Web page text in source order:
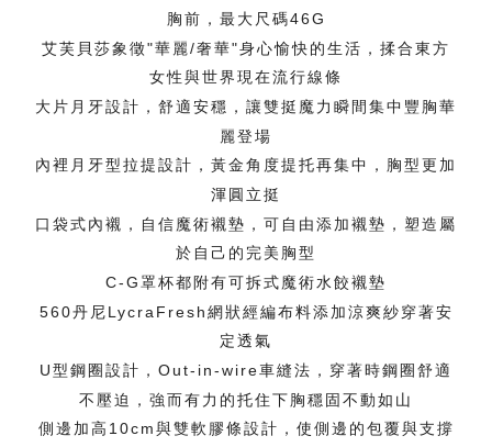
胸前，最大尺碼46G
艾芙貝莎象徵"華麗/奢華"身心愉快的生活，揉合東方
女性與世界現在流行線條
大片月牙設計，舒適安穩，讓雙挺魔力瞬間集中豐胸華
麗登場
內裡月牙型拉提設計，黃金角度提托再集中，胸型更加
渾圓立挺
口袋式內襯，自信魔術襯墊，可自由添加襯墊，塑造屬
於自己的完美胸型
C-G罩杯都附有可拆式魔術水餃襯墊
560丹尼LycraFresh網狀經編布料添加涼爽紗穿著安
定透氣
U型鋼圈設計，Out-in-wire車縫法，穿著時鋼圈舒適
不壓迫，強而有力的托住下胸穩固不動如山
側邊加高10cm與雙軟膠條設計，使側邊的包覆與支撐